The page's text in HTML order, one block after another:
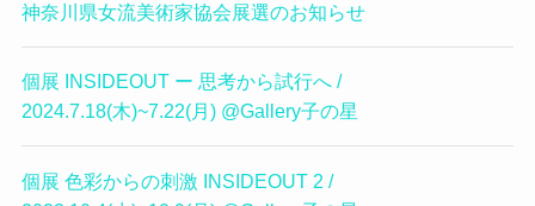
神奈川県女流美術家協会展選のお知らせ
個展 INSIDEOUT ー 思考から試行へ /
2024.7.18(木)~7.22(月) @Gallery子の星
個展 色彩からの刺激 INSIDEOUT 2 /